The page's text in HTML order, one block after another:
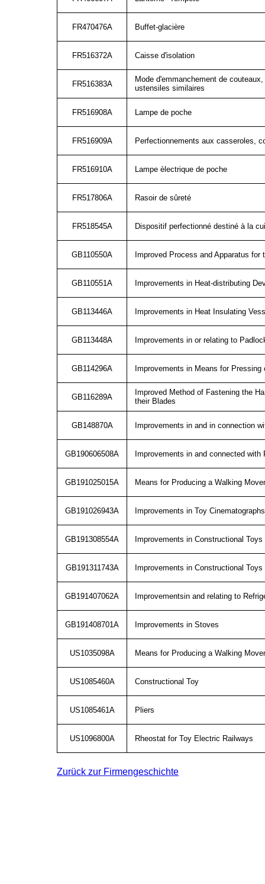
FR470476A Buffet-glacière
FR516372A Caisse d'isolation
FR516383A
Mode d'emmanchement de
ustensiles similaires
FR516908A Lampe de poche
FR516909A Perfectionnements aux casseroles,
FR516910A Lampe èlectrique de poche
FR517806A Rasoir de sûreté
FR518545A Dispositif perfectionné destiné à la
GB110550A Improved Process and Apparatus for
GB110551A Improvements in Heat-distributing
GB113446A Improvements in Heat Insulating
GB113448A Improvements in or relating to
GB114296A Improvements in Means for Pressing
GB116289A
Improved Method of Fastening the
their Blades
GB148870A Improvements in and in connection
GB190606508A Improvements in and connected with
GB191025015A Means for Producing a Walking
GB191026943A Improvements in Toy
GB191308554A Improvements in Constructional Toys
GB191311743A Improvements in Constructional Toys
GB191407062A Improvementsin and relating to
GB191408701A Improvements in Stoves
US1035098A Means for Producing a Walking
US1085460A Constructional Toy
US1085461A Pliers
US1096800A Rheostat for Toy Electric Railways
Zurück zur Firmengeschichte